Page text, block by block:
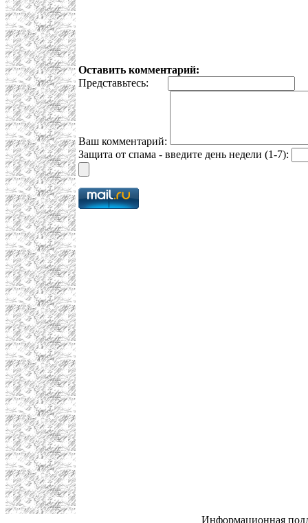
Оставить комментарий:
Представьтесь:
Ваш комментарий:
Защита от спама - введите день недели (1-7):
Информационная